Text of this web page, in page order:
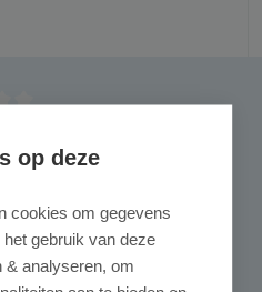
klanten.
in huidige taal.
op deze
cookies om gegevens
gebruik van deze
& analyseren, om